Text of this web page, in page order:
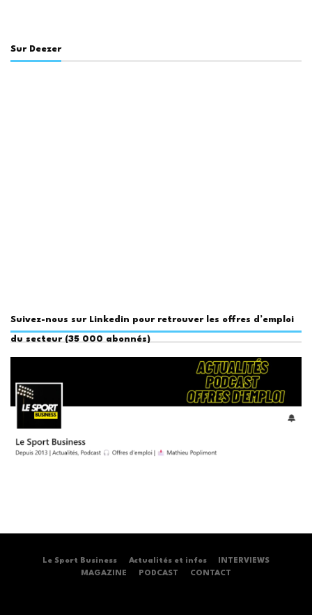
Sur Deezer
Suivez-nous sur Linkedin pour retrouver les offres d’emploi
du secteur (35 000 abonnés)
Le Sport Business Actualités et infos
INTERVIEWS
MAGAZINE
PODCAST CONTACT